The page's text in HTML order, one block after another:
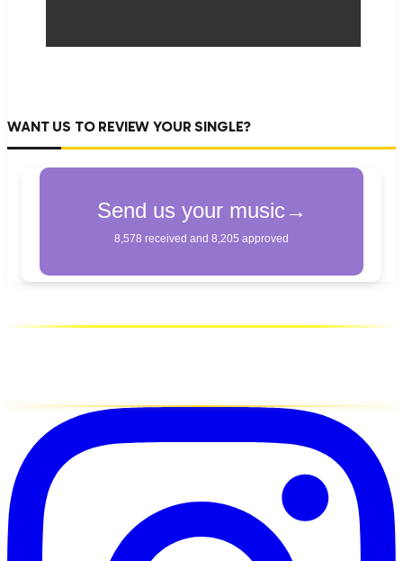
WANT US TO REVIEW YOUR SINGLE?